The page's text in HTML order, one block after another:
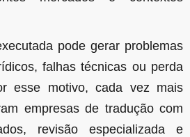
pode gerar problemas
falhas técnicas ou perda
esse motivo, cada vez mais
empresas de tradução com
revisão especializada e